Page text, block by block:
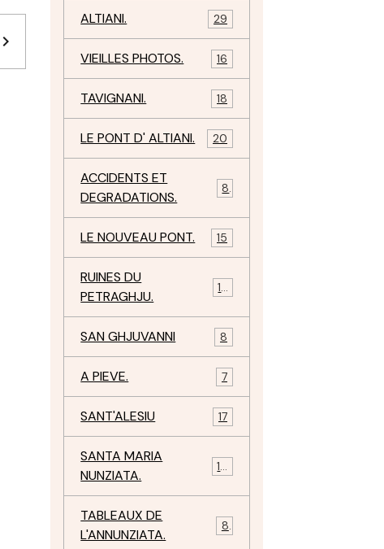
ALTIANI. 29
VIEILLES PHOTOS. 16
TAVIGNANI. 18
LE PONT D' ALTIANI. 20
ACCIDENTS ET
DEGRADATIONS.
8
LE NOUVEAU PONT. 15
RUINES DU
PETRAGHJU.
12
SAN GHJUVANNI 8
A PIEVE. 7
SANT'ALESIU 17
SANTA MARIA
NUNZIATA.
10
TABLEAUX DE
L'ANNUNZIATA.
8